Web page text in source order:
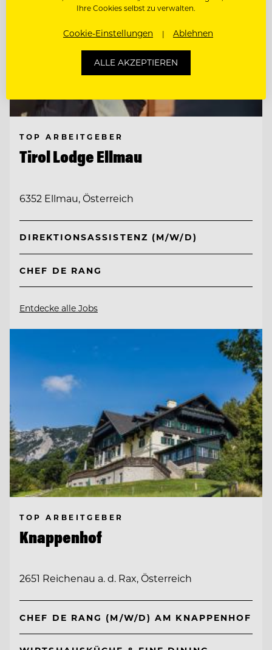
TOP ARBEITGEBER
Tirol Lodge Ellmau
6352 Ellmau, Österreich
DIREKTIONSASSISTENZ (M/W/D)
CHEF DE RANG
Entdecke alle Jobs
TOP ARBEITGEBER
Knappenhof
2651 Reichenau a. d. Rax, Österreich
CHEF DE RANG (M/W/D) AM KNAPPENHOF
Ihre Cookies selbst zu verwalten.
Cookie-Einstellungen Ablehnen
ALLE AKZEPTIEREN